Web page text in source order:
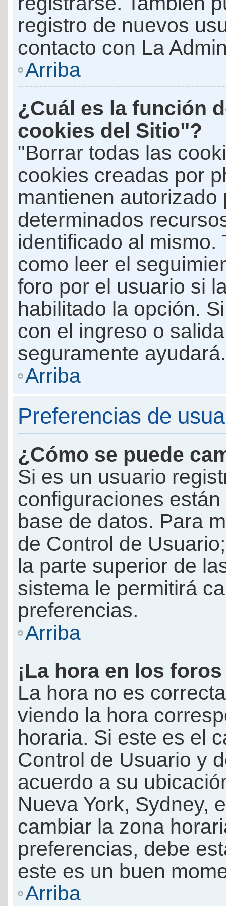
registro de nuevos
contacto con La
Arriba
¿Cuál es la función
cookies del Sitio"?
"Borrar todas las
cookies creadas por
mantienen autorizado
determinados
identificado al mismo.
como leer el
foro por el usuario si
habilitado la opción.
con el ingreso o
seguramente ayudará.
Arriba
Preferencias de
¿Cómo se puede
Si es un usuario
configuraciones
base de datos. Para
de Control de
la parte superior de
sistema le permitirá
preferencias.
Arriba
¡La hora en los
La hora no es
viendo la hora
horaria. Si este es el
Control de Usuario y
acuerdo a su
Nueva York, Sydney,
cambiar la zona
preferencias, debe
este es un buen
Arriba